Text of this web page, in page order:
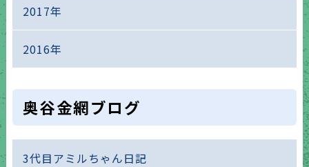
2017年
2016年
奥谷金網ブログ
3代目アミルちゃん日記